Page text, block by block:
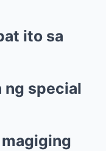
ito sa
ng special